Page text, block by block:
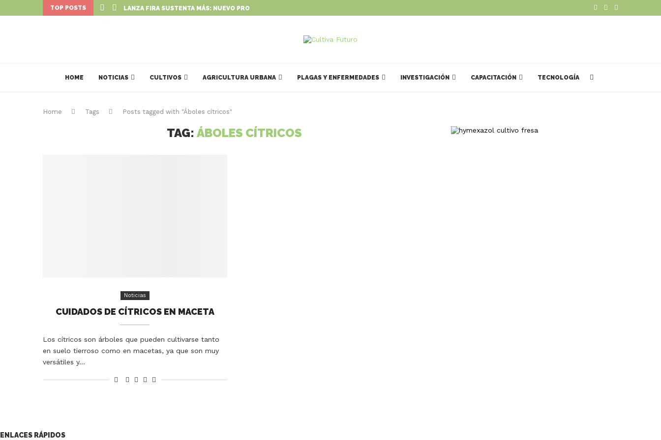
TOP POSTS LANZA FIRA SUSTENTA MÁS: NUEVO PROGRAMA PARA IMPULSAR...
HOME NOTICIAS CULTIVOS AGRICULTURA URBANA PLAGAS Y ENFERMEDADES INVESTIGACIÓN CAPACITACIÓN TECNOLOGÍA
Home Tags Posts tagged with "Áboles cítricos"
TAG:ÁBOLES CÍTRICOS
Noticias
CUIDADOS DE CÍTRICOS EN MACETA
Los cítricos son árboles que pueden cultivarse tanto
en suelo tierroso como en macetas, ya que son muy
versátiles y…
ENLACES RÁPIDOS